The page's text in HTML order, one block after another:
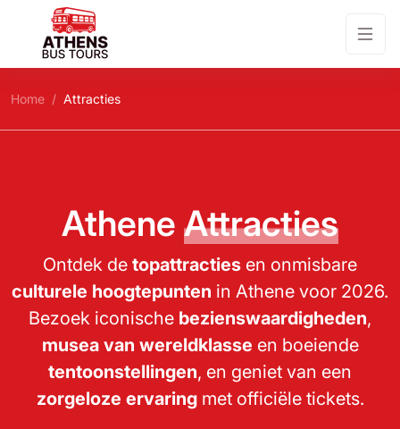
Home Attracties
Athene Attracties
Ontdek de topattracties en onmisbare
culturele hoogtepunten in Athene voor 2026.
Bezoek iconische bezienswaardigheden,
musea van wereldklasse en boeiende
tentoonstellingen, en geniet van een
zorgeloze ervaringmet officiële tickets.